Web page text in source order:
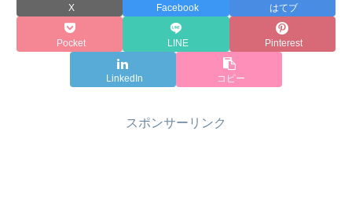
X Facebook はてブ
Pocket LINE Pinterest
LinkedIn コピー
スポンサーリンク